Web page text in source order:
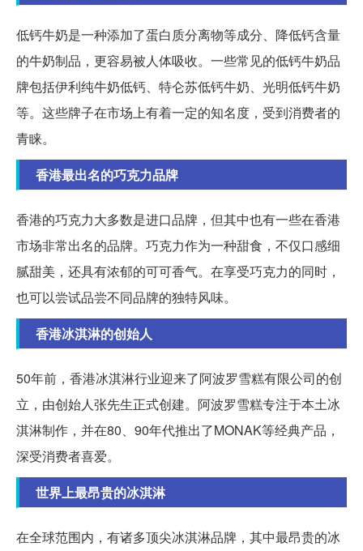
低钙牛奶是一种添加了蛋白质分离物等成分、降低钙含量
的牛奶制品，更容易被人体吸收。一些常见的低钙牛奶品
牌包括伊利纯牛奶低钙、特仑苏低钙牛奶、光明低钙牛奶
等。这些牌子在市场上有着一定的知名度，受到消费者的
青睐。
香港最出名的巧克力品牌
香港的巧克力大多数是进口品牌，但其中也有一些在香港
市场非常出名的品牌。巧克力作为一种甜食，不仅口感细
腻甜美，还具有浓郁的可可香气。在享受巧克力的同时，
也可以尝试品尝不同品牌的独特风味。
香港冰淇淋的创始人
50年前，香港冰淇淋行业迎来了阿波罗雪糕有限公司的创
立，由创始人张先生正式创建。阿波罗雪糕专注于本土冰
淇淋制作，并在80、90年代推出了MONAK等经典产品，
深受消费者喜爱。
世界上最昂贵的冰淇淋
在全球范围内，有诸多顶尖冰淇淋品牌，其中最昂贵的冰